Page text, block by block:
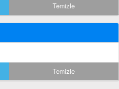
Temizle
Temizle